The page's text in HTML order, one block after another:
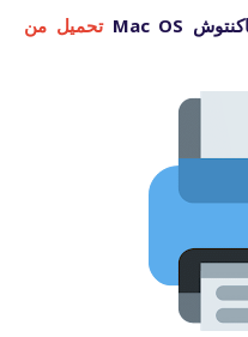
تحميل من